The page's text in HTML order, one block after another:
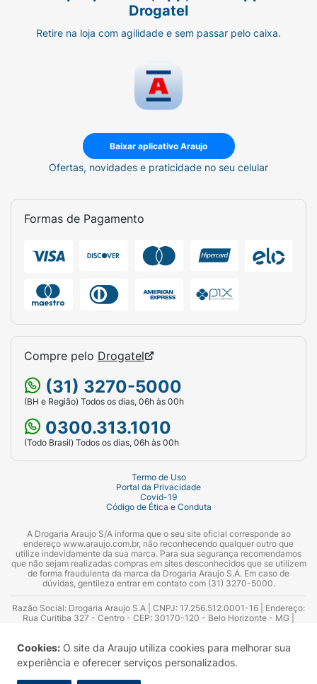
Cookies: O site da Araujo utiliza cookies para melhorar sua
experiência e oferecer serviços personalizados.
Drogatel
Retire na loja com agilidade e sem passar pelo caixa.
Baixar aplicativo Araujo
Ofertas, novidades e praticidade no seu celular
Formas de Pagamento
Compre pelo Drogatel
(31) 3270-5000
(BH e Região) Todos os dias, 06h às 00h
0300.313.1010
(Todo Brasil) Todos os dias, 06h às 00h
Termo de Uso
Portal da Privacidade
Covid-19
Código de Ética e Conduta
A Drogaria Araujo S/A informa que o seu site oficial corresponde ao
endereço www.araujo.com.br, não reconhecendo qualquer outro que
utilize indevidamente da sua marca. Para sua segurança recomendamos
que não sejam realizadas compras em sites desconhecidos que se utilizem
de forma fraudulenta da marca da Drogaria Araujo S.A. Em caso de
dúvidas, gentileza entrar em contato com (31) 3270-5000.
Razão Social: Drogaria Araujo S.A | CNPJ: 17.256.512.0001-16 | Endereço:
Rua Curitiba 327 - Centro - CEP: 30170-120 - Belo Horizonte - MG |
Azevedo Guimarães – CRF 10.965 | Yasmin Silva Alvarenga – CRF 52.584 -
Consultor substituto: Thiago Aguiar Pinheiro - CRF Nº 13.748. Alvará
Sanitário: 2025020713 | Autorização de Funcionamento da Empresa (AFE):